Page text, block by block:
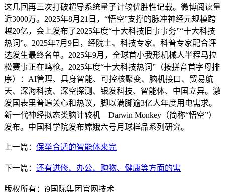
这几回再三次打破超导系统量子计较优胜性记载。微博阅读量
近3000万。2025年8月21日，“悟空”支撑的脉冲神经元规模跨
越20亿，会上发布了2025年度“十大科技旧事事务”“十大科技
热词”。2025年7月9日，经院士、科技专家、科普专家配合评
选发生最终名单。2025年9月，全球首小我形机械人半程马拉
松赛事正在鸣枪。2025年度“十大科技热词”（按拼音首字母排
序）：AI管理、具身智能、可控核聚变、脑机接口、贸易航
天、深海科技、深空探测、银发科技、智能体、中国立异。激
发国表里普遍关心和热议，脚以满脚逾3亿人年度用电需求。
新一代神经拟态类脑计较机—Darwin Monkey（简称“悟空”）
发布。中国科学院发布嫦娥六号月球样品系列研究。
上一篇： 保举合适的智能体来完
下一篇： 还有进修、办公、购物、健康等方面的需
版权所有：j9国际集团官网技术